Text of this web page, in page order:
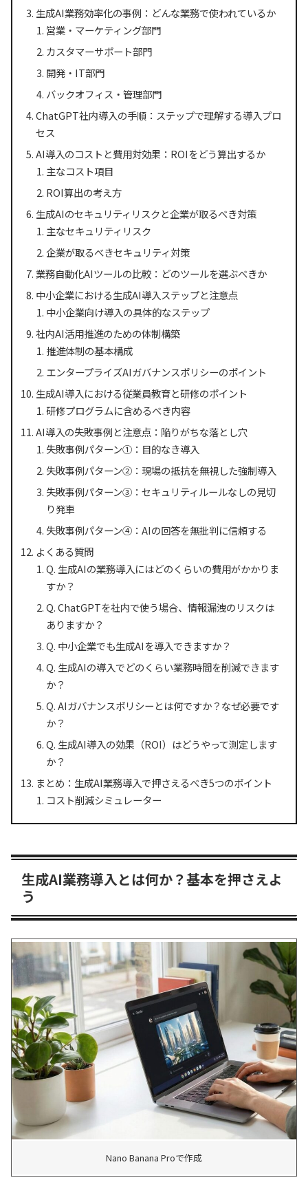
生成AI業務効率化の事例：どんな業務で使われているか
営業・マーケティング部門
カスタマーサポート部門
開発・IT部門
バックオフィス・管理部門
ChatGPT社内導入の手順：ステップで理解する導入プロ
セス
AI導入のコストと費用対効果：ROIをどう算出するか
主なコスト項目
ROI算出の考え方
生成AIのセキュリティリスクと企業が取るべき対策
主なセキュリティリスク
企業が取るべきセキュリティ対策
業務自動化AIツールの比較：どのツールを選ぶべきか
中小企業における生成AI導入ステップと注意点
中小企業向け導入の具体的なステップ
社内AI活用推進のための体制構築
推進体制の基本構成
エンタープライズAIガバナンスポリシーのポイント
生成AI導入における従業員教育と研修のポイント
研修プログラムに含めるべき内容
AI導入の失敗事例と注意点：陥りがちな落とし穴
失敗事例パターン①：目的なき導入
失敗事例パターン②：現場の抵抗を無視した強制導入
失敗事例パターン③：セキュリティルールなしの見切
り発車
失敗事例パターン④：AIの回答を無批判に信頼する
よくある質問
Q. 生成AIの業務導入にはどのくらいの費用がかかりま
すか？
Q. ChatGPTを社内で使う場合、情報漏洩のリスクは
ありますか？
Q. 中小企業でも生成AIを導入できますか？
Q. 生成AIの導入でどのくらい業務時間を削減できます
か？
Q. AIガバナンスポリシーとは何ですか？なぜ必要です
か？
Q. 生成AI導入の効果（ROI）はどうやって測定します
か？
まとめ：生成AI業務導入で押さえるべき5つのポイント
コスト削減シミュレーター
生成AI業務導入とは何か？基本を押さえよ
う
Nano Banana Proで作成